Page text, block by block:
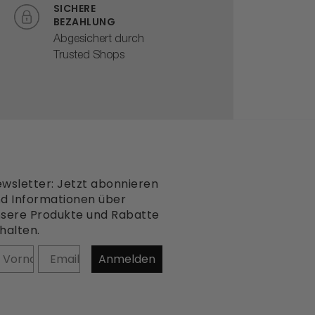
SICHERE
BEZAHLUNG
Abgesichert durch
Trusted Shops
Jetzt abonnieren
Informationen über
Produkte und Rabatte
Anmelden